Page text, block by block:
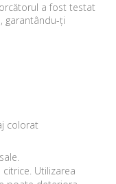
a fost testat
garantându-ți
colorat
Utilizarea